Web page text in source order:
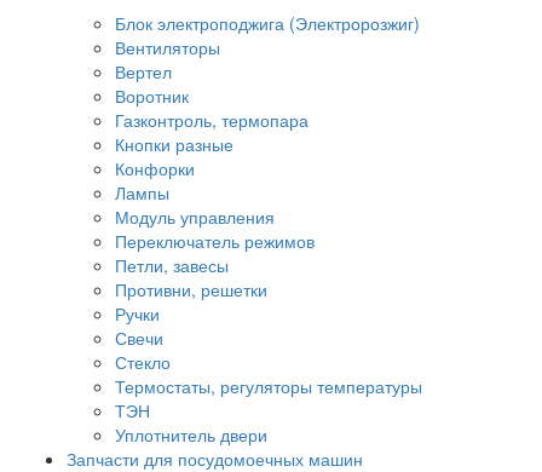
Блок электроподжига (Электророзжиг)
Вентиляторы
Вертел
Воротник
Газконтроль, термопара
Кнопки разные
Конфорки
Лампы
Модуль управления
Переключатель режимов
Петли, завесы
Противни, решетки
Ручки
Свечи
Стекло
Термостаты, регуляторы температуры
ТЭН
Уплотнитель двери
Запчасти для посудомоечных машин